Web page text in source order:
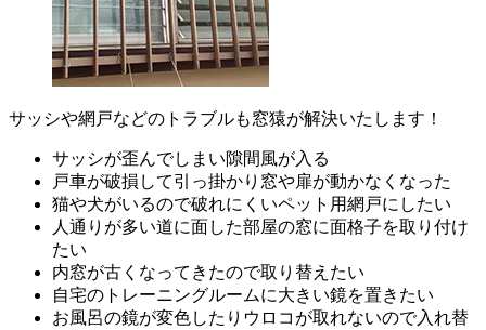
サッシや網戸などのトラブルも窓猿が解決いたします！
サッシが歪んでしまい隙間風が入る
戸車が破損して引っ掛かり窓や扉が動かなくなった
猫や犬がいるので破れにくいペット用網戸にしたい
人通りが多い道に面した部屋の窓に面格子を取り付け
たい
内窓が古くなってきたので取り替えたい
自宅のトレーニングルームに大きい鏡を置きたい
お風呂の鏡が変色したりウロコが取れないので入れ替